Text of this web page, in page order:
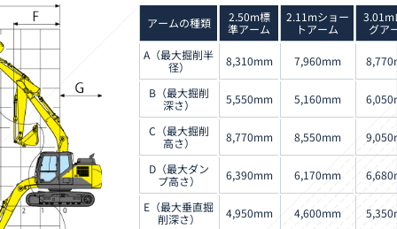
アームの種類
2.50m標
準アーム
2.11mショー
トアーム
3.01m
グア
A（最大掘削半
径）
8,310mm 7,960mm
B（最大掘削
深さ）
5,550mm 5,160mm
C（最大掘削
高さ）
8,770mm 8,550mm
D（最大ダン
プ高さ）
6,390mm 6,170mm
E（最大垂直掘
削深さ）
4,950mm 4,600mm